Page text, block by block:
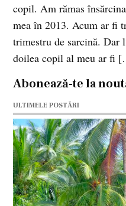
copil. Am rămas
mea în 2013. Acum ar fi
trimestru de sarcină.
doilea copil al meu ar fi
Abonează-te la
ULTIMELE POSTĂRI